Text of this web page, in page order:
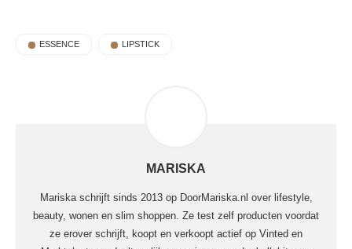
ESSENCE LIPSTICK
MARISKA
Mariska schrijft sinds 2013 op DoorMariska.nl over lifestyle,
beauty, wonen en slim shoppen. Ze test zelf producten voordat
ze erover schrijft, koopt en verkoopt actief op Vinted en